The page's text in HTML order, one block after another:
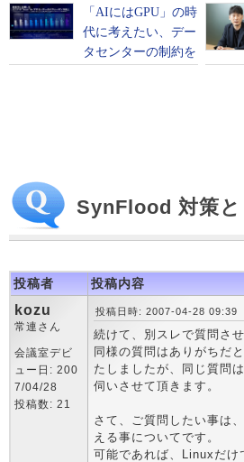
SynFlood 対策
投稿者 投稿内容
kozu
常連さん
会議室デビ
ュー日: 200
7/04/28
投稿数: 21
投稿日時: 2007-04-28 09:39
続けて、別スレで質問さ
同様の質問はありがちだ
たしましたが、同じ質問
伺いさせて頂きます。
さて、ご質問したい事は
える事についてです。
可能であれば、Linuxだけ